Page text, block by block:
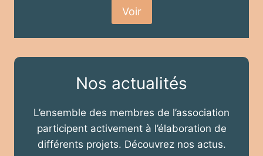
Voir
Nos actualités
L’ensemble des membres de l’association
participent activement à l’élaboration de
différents projets. Découvrez nos actus.